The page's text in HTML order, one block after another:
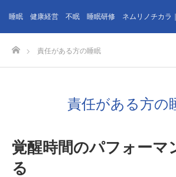
睡眠 健康経営 不眠 睡眠研修 ネムリノチカラ
ホーム
責任がある方の睡眠
責任がある方の
覚醒時間のパフォーマ
る